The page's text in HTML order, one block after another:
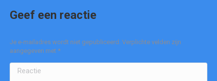
Geef een reactie
Je e-mailadres wordt niet gepubliceerd. Verplichte velden zijn
aangegeven met *
Reactie